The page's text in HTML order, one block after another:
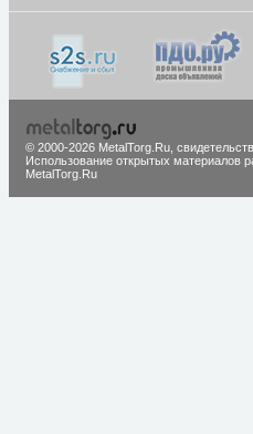
© 2000-2026 MetalTorg.Ru,
Использование открытых материалов
MetalTorg.Ru